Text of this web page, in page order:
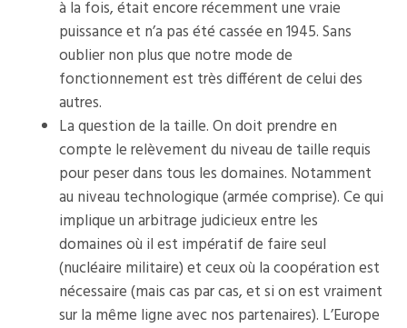
à la fois, était encore récemment une vraie
puissance et n’a pas été cassée en 1945. Sans
oublier non plus que notre mode de
fonctionnement est très différent de celui des
autres.
La question de la taille. On doit prendre en
compte le relèvement du niveau de taille requis
pour peser dans tous les domaines. Notamment
au niveau technologique (armée comprise). Ce qui
implique un arbitrage judicieux entre les
domaines où il est impératif de faire seul
(nucléaire militaire) et ceux où la coopération est
nécessaire (mais cas par cas, et si on est vraiment
sur la même ligne avec nos partenaires). L’Europe